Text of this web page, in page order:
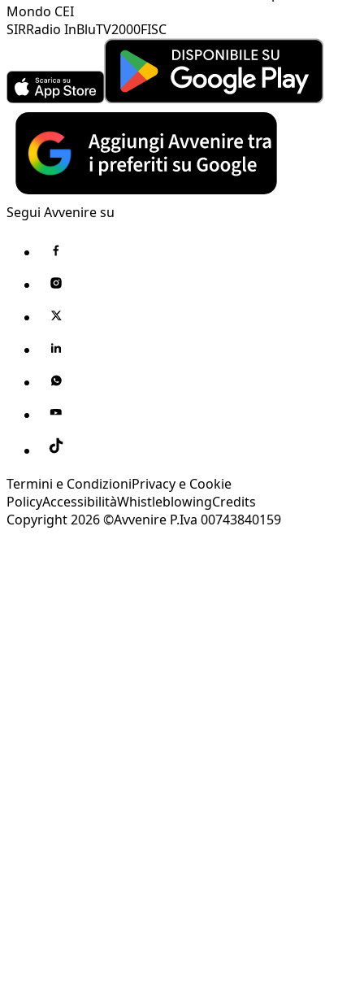
Mondo CEI
SIRRadio InBluTV2000FISC
Segui Avvenire su
Termini e CondizioniPrivacy e Cookie
PolicyAccessibilitàWhistleblowingCredits
Copyright 2026 ©Avvenire P.Iva 00743840159